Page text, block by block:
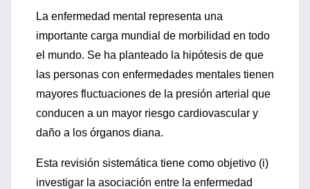
La enfermedad mental representa una
importante carga mundial de morbilidad en todo
el mundo. Se ha planteado la hipótesis de que
las personas con enfermedades mentales tienen
mayores fluctuaciones de la presión arterial que
conducen a un mayor riesgo cardiovascular y
daño a los órganos diana.
Esta revisión sistemática tiene como objetivo (i)
investigar la asociación entre la enfermedad